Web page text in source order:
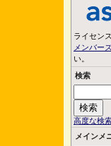
ライセン
メンバー
い。
検索
高度な検
メインメ